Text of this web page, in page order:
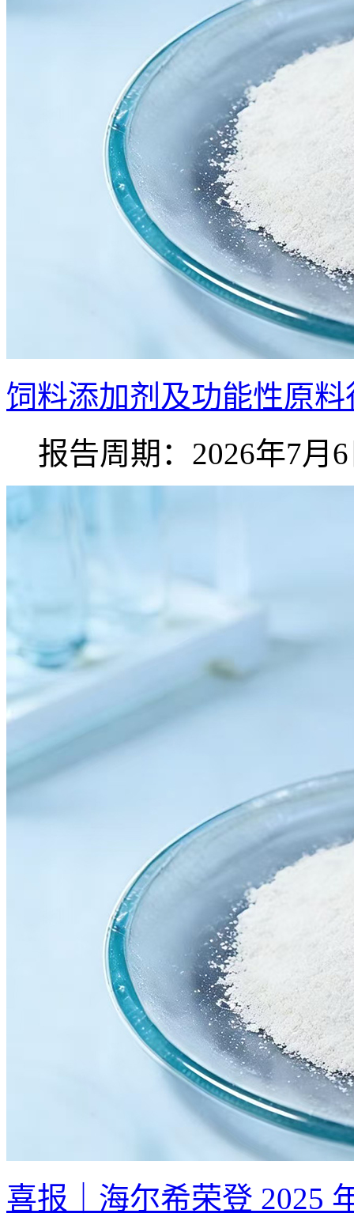
饲料添加剂及功能性原
报告周期：2026年7月
喜报｜海尔希荣登 2025